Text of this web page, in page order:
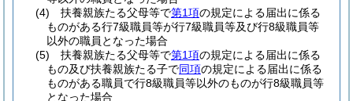
(4)
扶養親族たる父母等で第1項の規定による届出に係る
ものがある行7級職員等が行7級職員等及び行8級職員等
以外の職員となった場合
(5)
扶養親族たる父母等で第1項の規定による届出に係る
もの及び扶養親族たる子で同項の規定による届出に係る
ものがある職員で行8級職員等以外のものが行8級職員等
となった場合